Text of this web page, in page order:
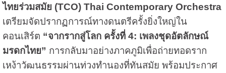
ไทยร่วมสมัย (TCO) Thai Contemporary Orchestra
เตรียมจัดปรากฏการณ์ทางดนตรีครั้งยิ่งใหญ่ใน
คอนเสิร์ต “จากรากสู่โลก ครั้งที่ 4: เพลงชุดอัตลักษณ์
มรดกไทย” การกลับมาอย่างภาคภูมิเพื่อถ่ายทอดราก
เหง้าวัฒนธรรมผ่านท่วงทำนองที่ทันสมัย พร้อมประกาศ